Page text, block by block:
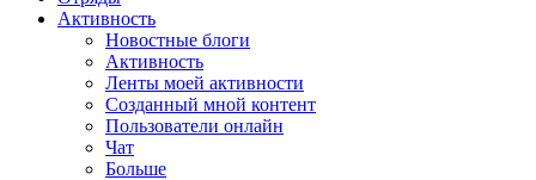
Активность
Новостные блоги
Активность
Ленты моей активности
Созданный мной контент
Пользователи онлайн
Чат
Больше